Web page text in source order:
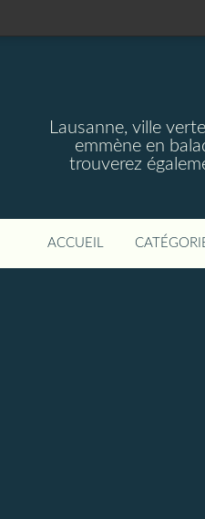
Lausanne, ville
emmène en
trouverez
ACCUEIL